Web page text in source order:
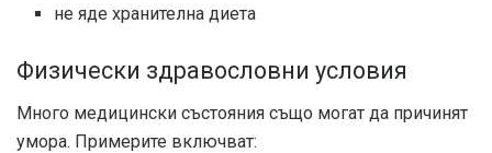
не яде хранителна диета
Физически здравословни условия
Много медицински състояния също могат да причинят
умора. Примерите включват: